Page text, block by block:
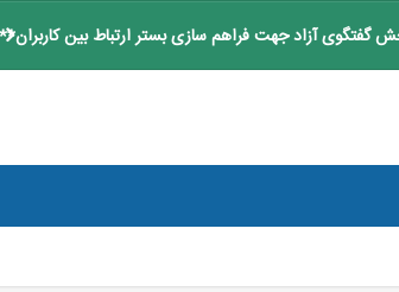
گفتگوی آزاد جهت فراهم سازی بستر ارتباط بین کاربران**